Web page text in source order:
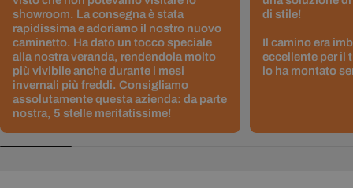
showroom. La consegna è stata
rapidissima e adoriamo il nostro nuovo
caminetto. Ha dato un tocco speciale
alla nostra veranda, rendendola molto
più vivibile anche durante i mesi
invernali più freddi. Consigliamo
assolutamente questa azienda: da parte
nostra, 5 stelle meritatissime!
di stile!
Il camino era
eccellente per il
lo ha montato